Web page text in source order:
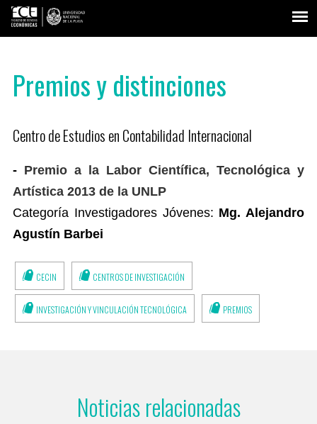
Premios y distinciones
Centro de Estudios en Contabilidad Internacional
- Premio a la Labor Científica, Tecnológica y
Artística 2013 de la UNLP
Categoría Investigadores Jóvenes: Mg. Alejandro
Agustín Barbei
CECIN CENTROS DE INVESTIGACIÓN
INVESTIGACIÓN Y VINCULACIÓN TECNOLÓGICA PREMIOS
Noticias relacionadas